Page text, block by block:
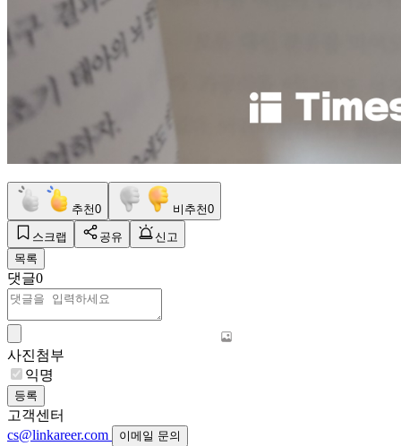
추천0 비추천0
스크랩 공유
신고
목록
댓글0
사진첨부
익명
등록
고객센터
cs@linkareer.com
이메일 문의